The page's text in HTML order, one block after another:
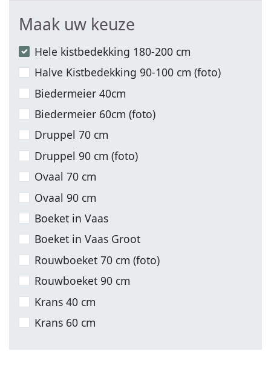
Maak uw keuze
Hele kistbedekking 180-200 cm
Halve Kistbedekking 90-100 cm (foto)
Biedermeier 40cm
Biedermeier 60cm (foto)
Druppel 70 cm
Druppel 90 cm (foto)
Ovaal 70 cm
Ovaal 90 cm
Boeket in Vaas
Boeket in Vaas Groot
Rouwboeket 70 cm (foto)
Rouwboeket 90 cm
Krans 40 cm
Krans 60 cm